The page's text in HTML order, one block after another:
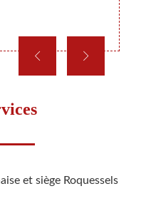
quel
et siège Roquessels